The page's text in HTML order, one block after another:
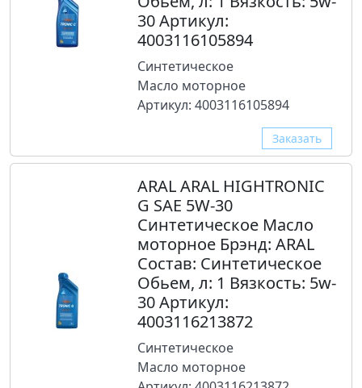
30 Артикул:
4003116105894
Синтетическое
Масло моторное
Артикул: 4003116105894
Заказать
ARAL ARAL HIGHTRONIC
G SAE 5W-30
Синтетическое Масло
моторное Брэнд: ARAL
Состав: Синтетическое
Обьем, л: 1 Вязкость: 5w-
30 Артикул:
4003116213872
Синтетическое
Масло моторное